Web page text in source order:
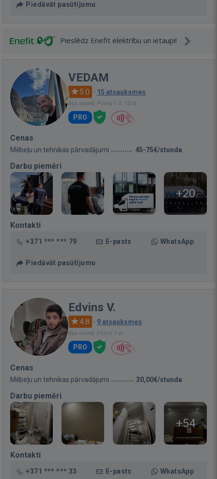
Piedāvāt pasūtījumu
Pieslēdz Enefit elektrību un ietaupi!
VEDAM
5.0 · 15 atsauksmes
Bija vietnē: Pirms 1 d. 13 st.
PRO
Cenas
Mēbeļu un tehnikas pārvadājumi 45-75€/stunda
Darbu piemēri
+20
Kontakti
+371 *** *** 79 E-pasts WhatsApp
Piedāvāt pasūtījumu
Edvins V.
4.8 · 9 atsauksmes
Bija vietnē: Pirms 7 st.
PRO
Cenas
Mēbeļu un tehnikas pārvadājumi 30,00€/stunda
Darbu piemēri
+54
Kontakti
+371 *** *** 33 E-pasts WhatsApp